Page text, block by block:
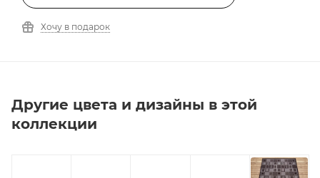
Хочу в подарок
Другие цвета и дизайны в этой
коллекции